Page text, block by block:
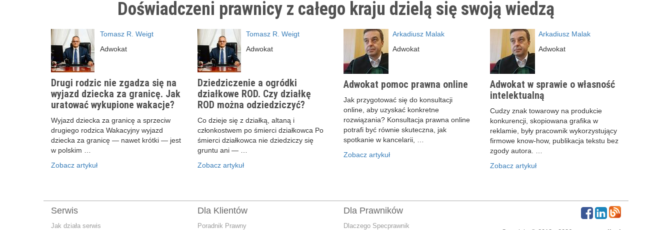
Doświadczeni prawnicy z całego kraju dzielą się swoją wiedzą
Tomasz R. Weigt
Adwokat
Drugi rodzic nie zgadza się na
wyjazd dziecka za granicę. Jak
uratować wykupione wakacje?
Wyjazd dziecka za granicę a sprzeciw
drugiego rodzica Wakacyjny wyjazd
dziecka za granicę — nawet krótki — jest
w polskim …
Zobacz artykuł
Tomasz R. Weigt
Adwokat
Dziedziczenie a ogródki
działkowe ROD. Czy działkę
ROD można odziedziczyć?
Co dzieje się z działką, altaną i
członkostwem po śmierci działkowca Po
śmierci działkowca nie dziedziczy się
gruntu ani — …
Zobacz artykuł
Arkadiusz Malak
Adwokat
Adwokat pomoc prawna online
Jak przygotować się do konsultacji
online, aby uzyskać konkretne
rozwiązania? Konsultacja prawna online
potrafi być równie skuteczna, jak
spotkanie w kancelarii, …
Zobacz artykuł
Arkadiusz Malak
Adwokat
Adwokat w sprawie o własność
intelektualną
Cudzy znak towarowy na produkcie
konkurencji, skopiowana grafika w
reklamie, były pracownik wykorzystujący
firmowe know-how, publikacja tekstu bez
zgody autora. …
Zobacz artykuł
Serwis
Jak działa serwis
Dla Klientów
Poradnik Prawny
Dla Prawników
Dlaczego Specprawnik